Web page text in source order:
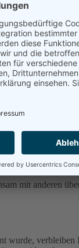
erläutert auch,
per E-
eingeschaltet
mit anderen
wurde,